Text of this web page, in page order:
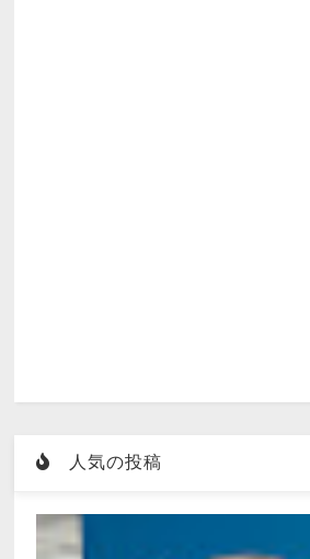
人気の投稿